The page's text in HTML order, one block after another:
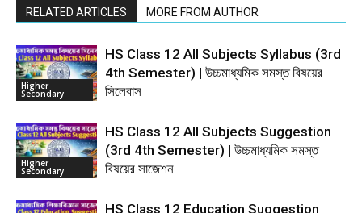
RELATED ARTICLES MORE FROM AUTHOR
Higher
Secondary
HS Class 12 All Subjects Syllabus (3rd
4th Semester) | উচ্চমাধ্যমিক সমস্ত বিষয়ের
সিলেবাস
Higher
Secondary
HS Class 12 All Subjects Suggestion
(3rd 4th Semester) | উচ্চমাধ্যমিক সমস্ত
বিষয়ের সাজেশন
HS Class 12 Education Suggestion